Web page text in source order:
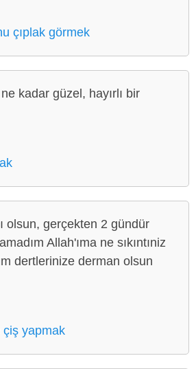
çıplak görmek
kadar güzel, hayırlı bir
olsun, gerçekten 2 gündür
Allah'ıma ne sıkıntıniz
dertlerinize derman olsun
çiş yapmak